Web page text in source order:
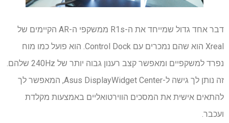
דבר אחד גדול שמייחד את ה-R1s ממשקפי ה-AR הקיימים של
Xreal הוא שהם נמכרים עם Control Dock. הוא פועל כמו מוח
נפרד למשקפיים ומאפשר קצב רענון גבוה יותר של 240Hz שלהם.
זה נותן לך גישה ל-Asus DisplayWidget Center, המאפשר לך
להתאים אישית את המסכים הווירטואליים באמצעות מקלדת
ועכבר.